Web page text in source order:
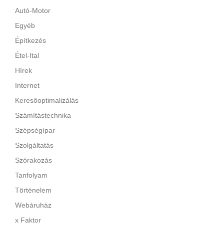
Autó-Motor
Egyéb
Építkezés
Étel-Ital
Hírek
Internet
Keresőoptimalizálás
Számítástechnika
Szépségípar
Szolgáltatás
Szórakozás
Tanfolyam
Történelem
Webáruház
x Faktor